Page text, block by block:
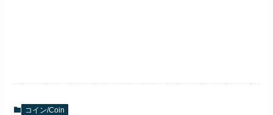
コイン/Coin